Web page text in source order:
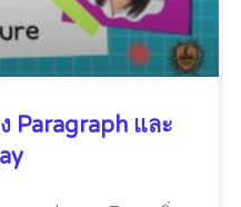
Paragraph และ